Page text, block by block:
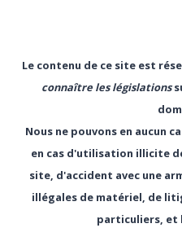
Le contenu de ce site est
connaître les législations
Nous ne pouvons en aucun
en cas d'utilisation illicite
site, d'accident avec une
illégales de matériel, de
particuliers, et